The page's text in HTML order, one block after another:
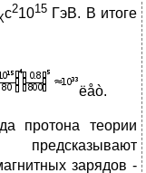
c21015ГэВ. В итоге
ëåò.
протона теории
зарядов -